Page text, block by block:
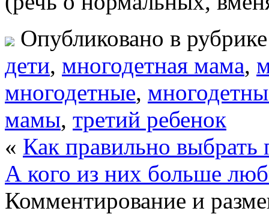
Опубликовано в
дети, многодетная мама,
многодетные,
мамы, третий ребенок
« Как правильно выбрать
А кого из них больше
Комментирование и